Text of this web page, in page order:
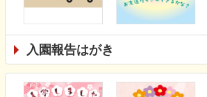
入園報告はがき